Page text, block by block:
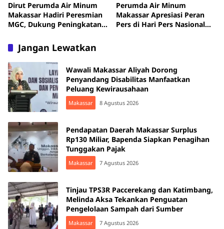
Dirut Perumda Air Minum
Makassar Hadiri Peresmian
MGC, Dukung Peningkatan
Perumda Air Minum
Makassar Apresiasi Peran
Pers di Hari Pers Nasional
Jangan Lewatkan
Wawali Makassar Aliyah Dorong
Penyandang Disabilitas Manfaatkan
Peluang Kewirausahaan
Makassar 8 Agustus 2026
Pendapatan Daerah Makassar Surplus
Rp130 Miliar, Bapenda Siapkan Penagihan
Tunggakan Pajak
Makassar 7 Agustus 2026
Tinjau TPS3R Paccerekang dan Katimbang,
Melinda Aksa Tekankan Penguatan
Pengelolaan Sampah dari Sumber
Makassar 7 Agustus 2026